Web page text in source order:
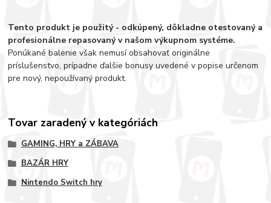
Tento produkt je použitý - odkúpený, dôkladne otestovaný a
profesionálne repasovaný v našom výkupnom systéme.
Ponúkané balenie však nemusí obsahovať originálne
príslušenstvo, prípadne ďalšie bonusy uvedené v popise určenom
pre nový, nepoužívaný produkt.
Tovar zaradený v kategóriách
GAMING, HRY a ZÁBAVA
BAZÁR HRY
Nintendo Switch hry